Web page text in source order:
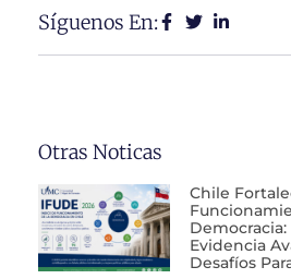
Síguenos En:
Otras Noticas
Chile
Democracia:
Evidencia
Desafíos